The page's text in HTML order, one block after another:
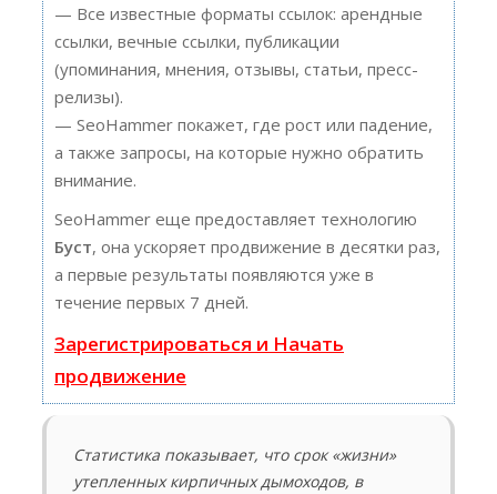
— Все известные форматы ссылок: арендные
ссылки, вечные ссылки, публикации
(упоминания, мнения, отзывы, статьи, пресс-
релизы).
— SeoHammer покажет, где рост или падение,
а также запросы, на которые нужно обратить
внимание.
SeoHammer еще предоставляет технологию
Буст, она ускоряет продвижение в десятки раз,
а первые результаты появляются уже в
течение первых 7 дней.
Зарегистрироваться и Начать
продвижение
Статистика показывает, что срок «жизни»
утепленных кирпичных дымоходов, в